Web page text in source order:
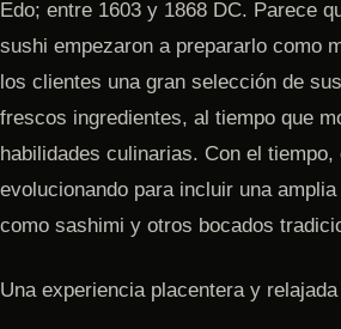
Edo; entre 1603 y 1868 DC. Parece
sushi empezaron a prepararlo como
los clientes una gran selección de
frescos ingredientes, al tiempo que
habilidades culinarias. Con el
evolucionando para incluir una
como sashimi y otros bocados
Una experiencia placentera y relajada